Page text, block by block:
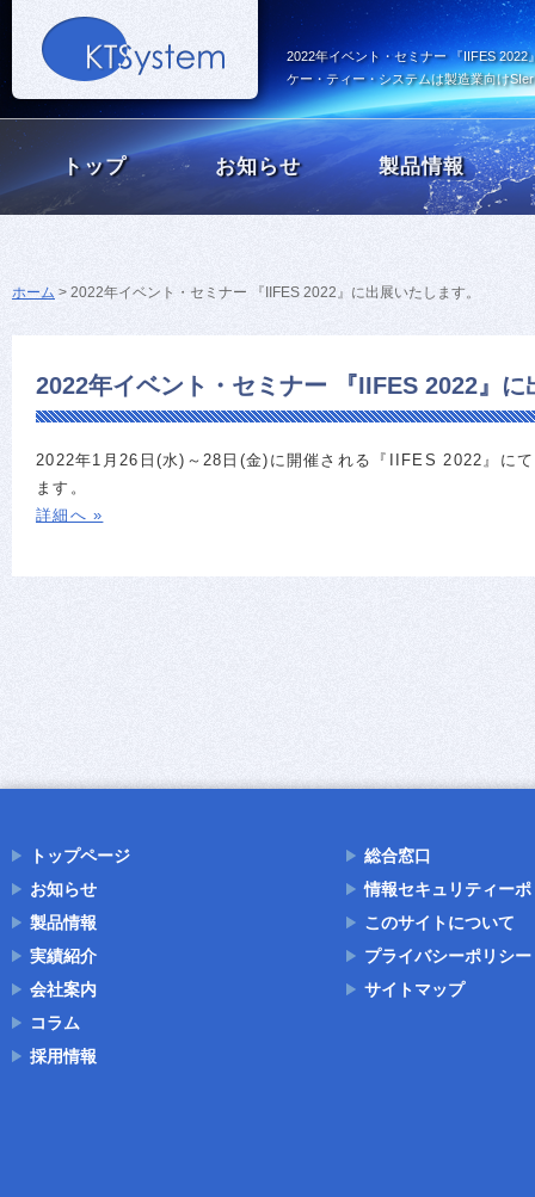
2022年イベント・セミナー 『IIFES 2022
ケー・ティー・システムは製造業向け
トップ お知らせ 製品情報
ホーム > 2022年イベント・セミナー 『IIFES 2022』に出展いたします。
2022年イベント・セミナー 『IIFES 2022』に
2022年1月26日(水)～28日(金)に開催される『IIFES 2022』に
ます。
詳細へ »
トップページ
お知らせ
製品情報
実績紹介
会社案内
コラム
採用情報
総合窓口
情報セキュリティー
このサイトについて
プライバシーポリシー
サイトマップ